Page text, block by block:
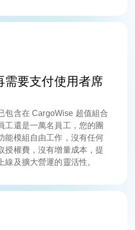
需要支付使用者席
包含在 CargoWise 超值組合
工還是一萬名員工，您的團
能模組自由工作，沒有任何
授權費，沒有增量成本，提
線及擴大營運的靈活性。